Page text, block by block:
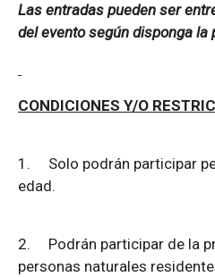
Las entradas pueden ser
del evento según disponga la
CONDICIONES Y/O
1. Solo podrán participar
edad.
2. Podrán participar de la
personas naturales